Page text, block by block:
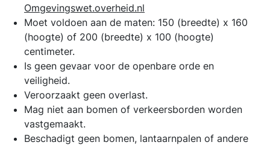
Omgevingswet.overheid.nl
Moet voldoen aan de maten: 150 (breedte) x 160
(hoogte) of 200 (breedte) x 100 (hoogte)
centimeter.
Is geen gevaar voor de openbare orde en
veiligheid.
Veroorzaakt geen overlast.
Mag niet aan bomen of verkeersborden worden
vastgemaakt.
Beschadigt geen bomen, lantaarnpalen of andere